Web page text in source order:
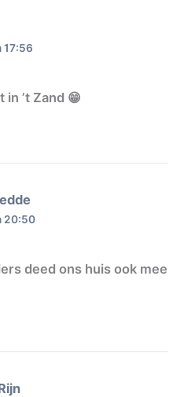
17:56
in ’t Zand 😁
20:50
deed ons huis ook mee